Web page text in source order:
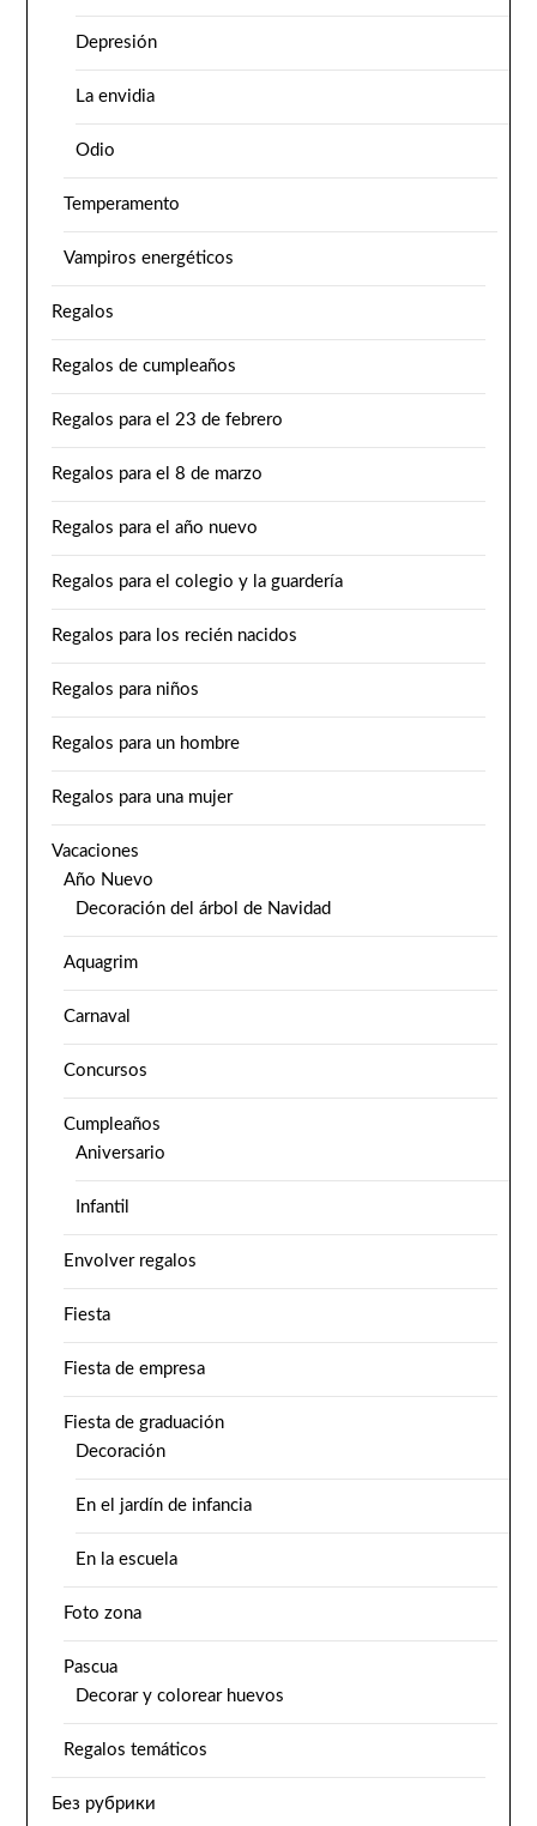
Depresión
La envidia
Odio
Temperamento
Vampiros energéticos
Regalos
Regalos de cumpleaños
Regalos para el 23 de febrero
Regalos para el 8 de marzo
Regalos para el año nuevo
Regalos para el colegio y la guardería
Regalos para los recién nacidos
Regalos para niños
Regalos para un hombre
Regalos para una mujer
Vacaciones
Año Nuevo
Decoración del árbol de Navidad
Aquagrim
Carnaval
Concursos
Cumpleaños
Aniversario
Infantil
Envolver regalos
Fiesta
Fiesta de empresa
Fiesta de graduación
Decoración
En el jardín de infancia
En la escuela
Foto zona
Pascua
Decorar y colorear huevos
Regalos temáticos
Без рубрики